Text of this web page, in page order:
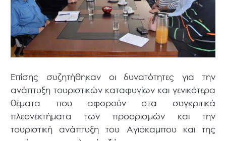
Επίσης συζητήθηκαν οι δυνατότητες για την
ανάπτυξη τουριστικών καταφυγίων και γενικότερα
θέματα που αφορούν στα συγκριτικά
πλεονεκτήματα των προορισμών και την
τουριστική ανάπτυξη του Αγιόκαμπου και της